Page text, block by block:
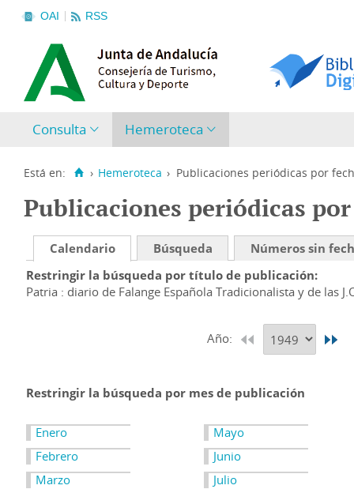
OAI RSS
Consulta Hemeroteca
Está en: › Hemeroteca › Publicaciones periódicas por
Publicaciones periódicas
Calendario Búsqueda
Números sin
Restringir la búsqueda por título de publicación
Patria : diario de Falange Española Tradicionalista y de las
Año:
Restringir la búsqueda por mes de publicación
Enero
Febrero
Marzo
Mayo
Junio
Julio